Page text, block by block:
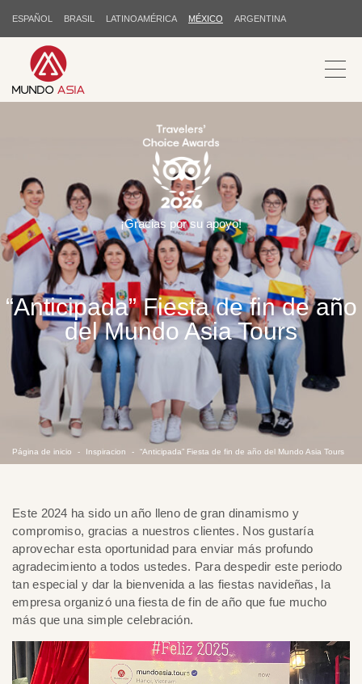
ESPAÑOL BRASIL LATINOAMÉRICA MÉXICO ARGENTINA
“Anticipada” Fiesta de fin de año
del Mundo Asia Tours
Página de inicio Inspiracion “Anticipada” Fiesta de fin de año del Mundo Asia Tours
¡Gracias por su apoyo!
Este 2024 ha sido un año lleno de gran dinamismo y
compromiso, gracias a nuestros clientes. Nos gustaría
aprovechar esta oportunidad para enviar más profundo
agradecimiento a todos ustedes. Para despedir este periodo
tan especial y dar la bienvenida a las fiestas navideñas, la
empresa organizó una fiesta de fin de año que fue mucho
más que una simple celebración.